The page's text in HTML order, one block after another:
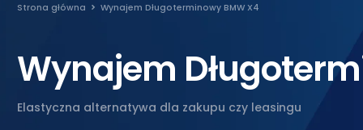
Strona główna Wynajem Długoterminowy BMW X4
Wynajem
Elastyczna alternatywa dla zakupu czy leasingu